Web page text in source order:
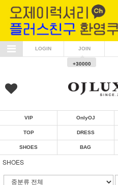
LOGIN JOIN
+30000
VIP OnlyOJ
TOP DRESS
SHOES BAG
SHOES